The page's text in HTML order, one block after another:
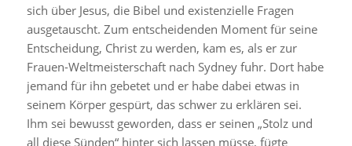
sich über Jesus, die Bibel und existenzielle Fragen
ausgetauscht. Zum entscheidenden Moment für seine
Entscheidung, Christ zu werden, kam es, als er zur
Frauen-Weltmeisterschaft nach Sydney fuhr. Dort habe
jemand für ihn gebetet und er habe dabei etwas in
seinem Körper gespürt, das schwer zu erklären sei.
Ihm sei bewusst geworden, dass er seinen „Stolz und
all diese Sünden“ hinter sich lassen müsse, fügte